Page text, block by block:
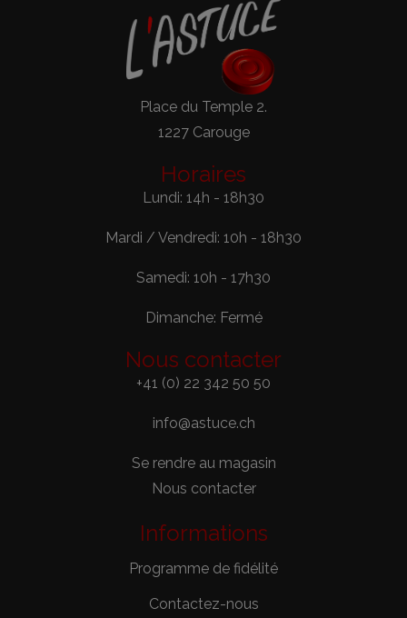
Place du Temple 2.
1227 Carouge
Horaires
Lundi: 14h - 18h30
Mardi / Vendredi: 10h - 18h30
Samedi: 10h - 17h30
Dimanche: Fermé
Nous contacter
+41 (0) 22 342 50 50
info@astuce.ch
Se rendre au magasin
Nous contacter
Informations
Programme de fidélité
Contactez-nous